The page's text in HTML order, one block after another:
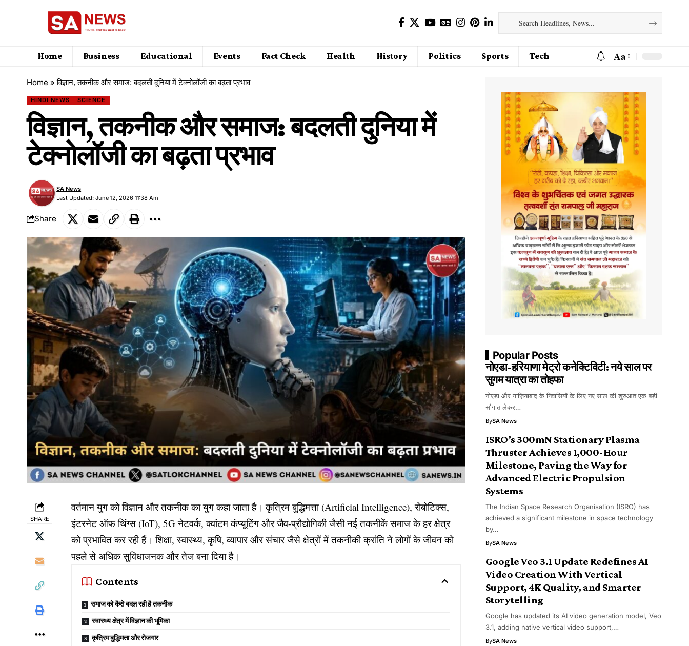
Home Business Educational Events Fact Check Health History Politics Sports Tech Aa
Home »विज्ञान, तकनीक और समाज: बदलती दुनिया में टेक्नोलॉजी का बढ़ता प्रभाव
HINDI NEWS SCIENCE
विज्ञान, तकनीक और समाज: बदलती दुनिया में
टेक्नोलॉजी का बढ़ता प्रभाव
Last Updated: June 12, 2026 11:38 Am
SA News
Share
SHARE
वर्तमान युग को विज्ञान और तकनीक का युग कहा जाता है। कृत्रिम बुद्धिमत्ता (Artificial Intelligence), रोबोटिक्स,
इंटरनेट ऑफ थिंग्स (IoT), 5G नेटवर्क, क्वांटम कंप्यूटिंग और जैव-प्रौद्योगिकी जैसी नई तकनीकें समाज के हर क्षेत्र
को प्रभावित कर रही हैं। शिक्षा, स्वास्थ्य, कृषि, व्यापार और संचार जैसे क्षेत्रों में तकनीकी क्रांति ने लोगों के जीवन को
पहले से अधिक सुविधाजनक और तेज बना दिया है।
Contents
समाज को कैसे बदल रही है तकनीक
स्वास्थ्य क्षेत्र में विज्ञान की भूमिका
कृत्रिम बुद्धिमत्ता और रोजगार
Popular Posts
नोएडा-हरियाणा मेट्रो कनेक्टिविटी: नये साल पर
सुगम यात्रा का तोहफा
नोएडा और गाज़ियाबाद के निवासियों के लिए नए साल की शुरुआत एक बड़ी
सौगात लेकर…
BySA News
ISRO’s 300mN Stationary Plasma
Thruster Achieves 1,000-Hour
Milestone, Paving the Way for
Advanced Electric Propulsion
Systems
The Indian Space Research Organisation (ISRO) has
achieved a significant milestone in space technology
by…
BySA News
Google Veo 3.1 Update Redefines AI
Video Creation With Vertical
Support, 4K Quality, and Smarter
Storytelling
Google has updated its AI video generation model, Veo
3.1, adding native vertical video support,…
BySA News